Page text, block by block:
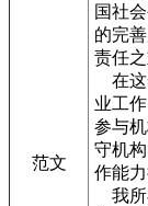
范文
国社
的完
责任之
在这
业工
参与
守机
作能
我所